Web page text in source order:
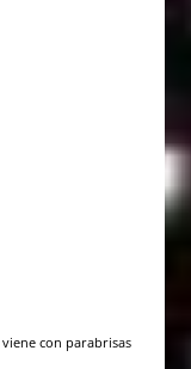
con parabrisas